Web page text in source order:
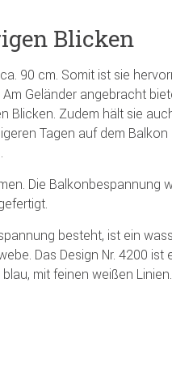
Blicken
90 cm. Somit ist sie
Geländer angebracht
Blicken. Zudem hält sie
Tagen auf dem
Die Balkonbespannung
besteht, ist ein
Das Design Nr. 4200 ist
mit feinen weißen Linien.